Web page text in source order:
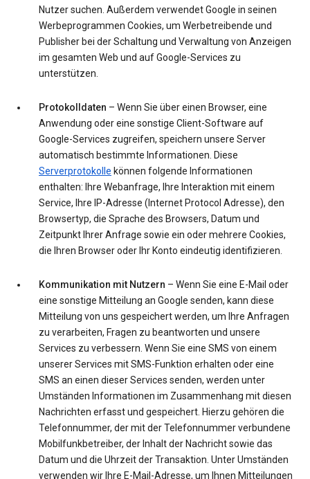
Nutzer suchen. Außerdem verwendet Google in seinen
Werbeprogrammen Cookies, um Werbetreibende und
Publisher bei der Schaltung und Verwaltung von Anzeigen
im gesamten Web und auf Google-Services zu
unterstützen.
Protokolldaten – Wenn Sie über einen Browser, eine
Anwendung oder eine sonstige Client-Software auf
Google-Services zugreifen, speichern unsere Server
automatisch bestimmte Informationen. Diese
Serverprotokolle können folgende Informationen
enthalten: Ihre Webanfrage, Ihre Interaktion mit einem
Service, Ihre IP-Adresse (Internet Protocol Adresse), den
Browsertyp, die Sprache des Browsers, Datum und
Zeitpunkt Ihrer Anfrage sowie ein oder mehrere Cookies,
die Ihren Browser oder Ihr Konto eindeutig identifizieren.
Kommunikation mit Nutzern – Wenn Sie eine E-Mail oder
eine sonstige Mitteilung an Google senden, kann diese
Mitteilung von uns gespeichert werden, um Ihre Anfragen
zu verarbeiten, Fragen zu beantworten und unsere
Services zu verbessern. Wenn Sie eine SMS von einem
unserer Services mit SMS-Funktion erhalten oder eine
SMS an einen dieser Services senden, werden unter
Umständen Informationen im Zusammenhang mit diesen
Nachrichten erfasst und gespeichert. Hierzu gehören die
Telefonnummer, der mit der Telefonnummer verbundene
Mobilfunkbetreiber, der Inhalt der Nachricht sowie das
Datum und die Uhrzeit der Transaktion. Unter Umständen
verwenden wir Ihre E-Mail-Adresse, um Ihnen Mitteilungen